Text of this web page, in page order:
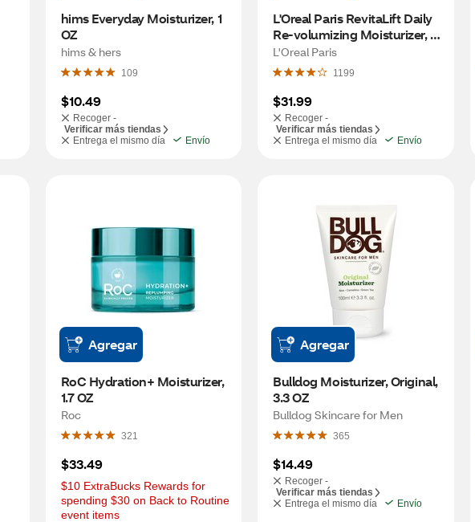
hims Everyday Moisturizer, 1
OZ
hims & hers
109
$10.49
Recoger -
Verificar más tiendas
Entrega el mismo día
Envío
L'Oreal Paris RevitaLift Daily
Re-volumizing Moisturizer,
1.7 OZ
L'Oreal Paris
1199
$31.99
Recoger -
Verificar más tiendas
Entrega el mismo día
Envío
Agregar
RoC Hydration+ Moisturizer,
1.7 OZ
Roc
321
$33.49
$10 ExtraBucks Rewards for
spending $30 on Back to Routine
event items
Agregar
Bulldog Moisturizer, Original,
3.3 OZ
Bulldog Skincare for Men
365
$14.49
Recoger -
Verificar más tiendas
Entrega el mismo día
Envío